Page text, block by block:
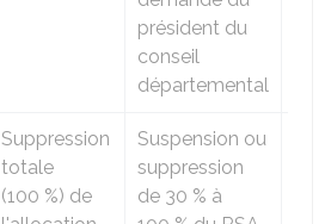
président du
conseil
départemental
Suppression
totale
(100 %) de
Suspension ou
suppression
de 30 % à